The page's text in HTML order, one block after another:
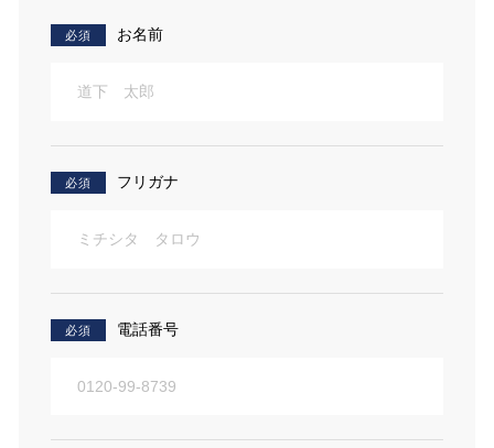
必須 お名前
必須 フリガナ
必須 電話番号